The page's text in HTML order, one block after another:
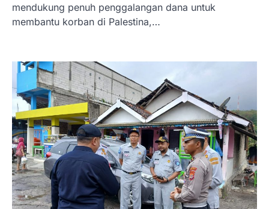
mendukung penuh penggalangan dana untuk
membantu korban di Palestina,…